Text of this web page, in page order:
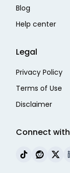
Blog
Help center
Legal
Privacy Policy
Terms of Use
Disclaimer
Connect